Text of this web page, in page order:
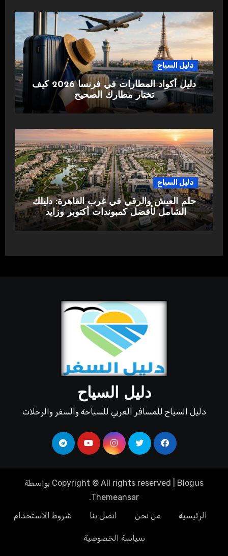
دليل السياح
دليل أكواد المطارات في فرنسا 2026 كيف
تختار مطارك الصحيح
دليل السياح
حلم العيش والرقي في غرب القاهرة: دليلك
الشامل لأفضل كمبوندات أكتوبر وزايد
دليل السياح
دليل السياح للمسافر العربي للسياحة والسفر والرحلات
Copyright © All rights reserved Blogus
بواسطة
Themeansar
.
الرئيسية
من نحن اتصل بنا شروط الاستخدام
سياسة الخصوصية